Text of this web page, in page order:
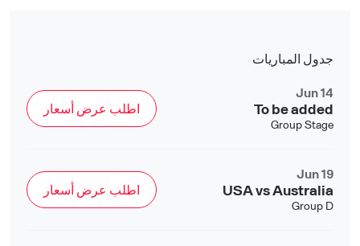
جدول المباريات
Jun 14
To be added
Group Stage
اطلب عرض أسعار
Jun 19
USA vs Australia
Group D
اطلب عرض أسعار